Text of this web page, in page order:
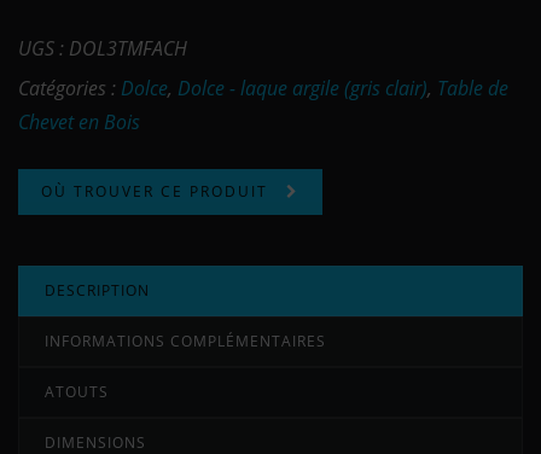
UGS : DOL3TMFACH
Catégories : Dolce, Dolce - laque argile (gris clair), Table de
Chevet en Bois
OÙ TROUVER CE PRODUIT
DESCRIPTION
INFORMATIONS COMPLÉMENTAIRES
ATOUTS
DIMENSIONS